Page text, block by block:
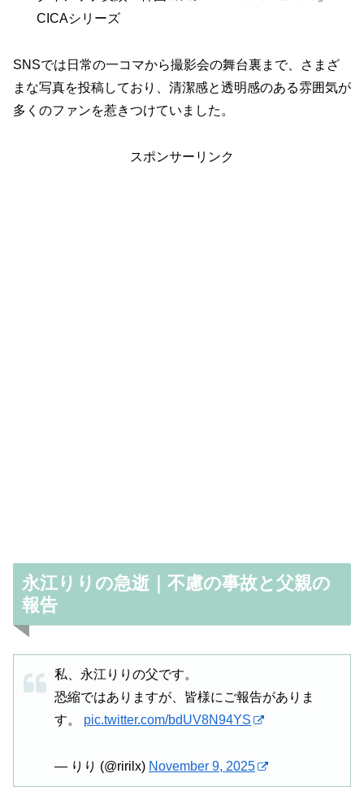
CICAシリーズ
SNSでは日常の一コマから撮影会の舞台裏まで、さまざ
まな写真を投稿しており、清潔感と透明感のある雰囲気が
多くのファンを惹きつけていました。
スポンサーリンク
永江りりの急逝｜不慮の事故と父親の
報告
私、永江りりの父です。
恐縮ではありますが、皆様にご報告がありま
す。 pic.twitter.com/bdUV8N94YS
— りり (@ririlx) November 9, 2025